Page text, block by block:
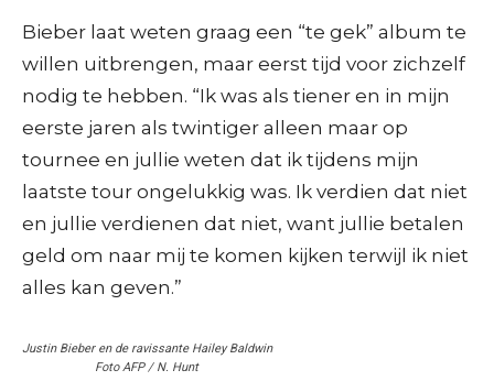
Bieber laat weten graag een “te gek” album te
willen uitbrengen, maar eerst tijd voor zichzelf
nodig te hebben. “Ik was als tiener en in mijn
eerste jaren als twintiger alleen maar op
tournee en jullie weten dat ik tijdens mijn
laatste tour ongelukkig was. Ik verdien dat niet
en jullie verdienen dat niet, want jullie betalen
geld om naar mij te komen kijken terwijl ik niet
alles kan geven.”
Justin Bieber en de ravissante Hailey Baldwin
Foto AFP / N. Hunt